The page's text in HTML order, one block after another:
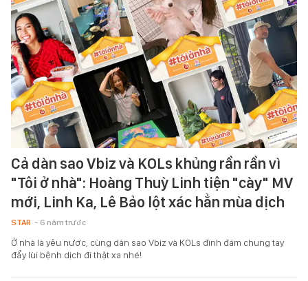
Cả dàn sao Vbiz và KOLs khủng rần rần vì
"Tôi ở nhà": Hoàng Thuỳ Linh tiện "cày" MV
mới, Linh Ka, Lê Bảo lột xác hẳn mùa dịch
STAR - 6 năm trước
Ở nhà là yêu nước, cùng dàn sao Vbiz và KOLs đình đám chung tay
đẩy lùi bệnh dịch đi thật xa nhé!